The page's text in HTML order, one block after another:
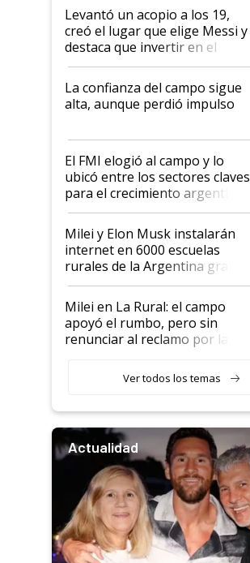
Levantó un acopio a los 19,
creó el lugar que elige Messi y
destaca que invertir en el
kirchnerismo era como "darle
plata a un hijo para droga":
Juan Félix Rossetti, el libertario
que de una dura crisis salió
de Milei
La confianza del campo sigue
alta, aunque perdió impulso
El FMI elogió al campo y lo
ubicó entre los sectores claves
para el crecimiento argentino
Milei y Elon Musk instalarán
internet en 6000 escuelas
rurales de la Argentina gracias
a un acuerdo con Starlink
Milei en La Rural: el campo
apoyó el rumbo, pero sin
renunciar al reclamo por las
Ver todos los temas
Actualidad